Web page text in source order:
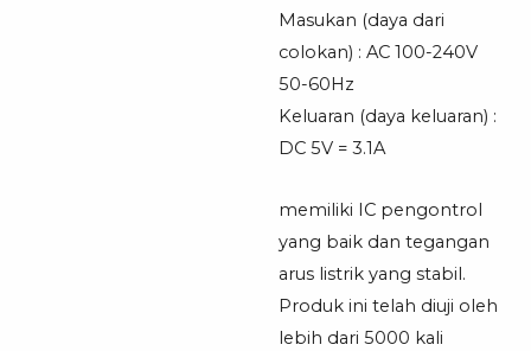
Masukan (daya dari
colokan) : AC 100-240V
50-60Hz
Keluaran (daya keluaran) :
DC 5V = 3.1A
memiliki IC pengontrol
yang baik dan tegangan
arus listrik yang stabil.
Produk ini telah diuji oleh
lebih dari 5000 kali